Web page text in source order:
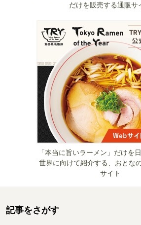
だけを販売する通販サ
「本当に旨いラーメン」だけを
世界に向けて紹介する、おとな
サイト
記事をさがす